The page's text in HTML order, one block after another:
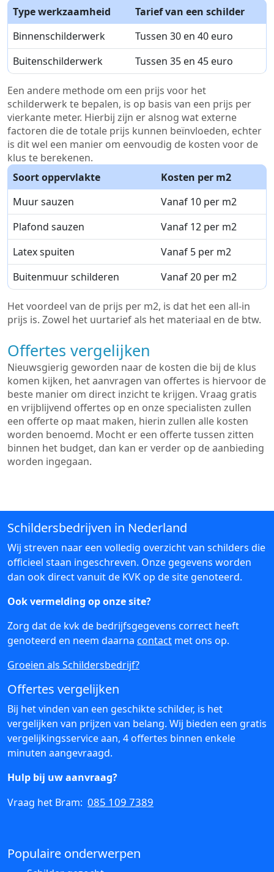
Type werkzaamheid
Tarief van een schilder
Binnenschilderwerk
Tussen 30 en 40 euro
Buitenschilderwerk
Tussen 35 en 45 euro
Een andere methode om een prijs voor het
schilderwerk te bepalen, is op basis van een prijs per
vierkante meter. Hierbij zijn er alsnog wat externe
factoren die de totale prijs kunnen beïnvloeden, echter
is dit wel een manier om eenvoudig de kosten voor de
klus te berekenen.
Soort oppervlakte
Kosten per m2
Muur sauzen
Vanaf 10 per m2
Plafond sauzen
Vanaf 12 per m2
Latex spuiten
Vanaf 5 per m2
Buitenmuur schilderen
Vanaf 20 per m2
Het voordeel van de prijs per m2, is dat het een all-in
prijs is. Zowel het uurtarief als het materiaal en de btw.
Offertes vergelijken
Nieuwsgierig geworden naar de kosten die bij de klus
komen kijken, het aanvragen van offertes is hiervoor de
beste manier om direct inzicht te krijgen. Vraag gratis
en vrijblijvend offertes op en onze specialisten zullen
een offerte op maat maken, hierin zullen alle kosten
worden benoemd. Mocht er een offerte tussen zitten
binnen het budget, dan kan er verder op de aanbieding
worden ingegaan.
Schildersbedrijven in Nederland
Wij streven naar een volledig overzicht van schilders die
officieel staan ingeschreven. Onze gegevens worden
dan ook direct vanuit de KVK op de site genoteerd.
Ook vermelding op onze site?
Zorg dat de kvk de bedrijfsgegevens correct heeft
genoteerd en neem daarna contact met ons op.
Groeien als Schildersbedrijf?
Offertes vergelijken
Bij het vinden van een geschikte schilder, is het
vergelijken van prijzen van belang. Wij bieden een gratis
vergelijkingsservice aan, 4 offertes binnen enkele
minuten aangevraagd.
Hulp bij uw aanvraag?
Vraag het Bram: 085 109 7389
Populaire onderwerpen